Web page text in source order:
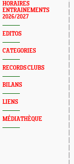
HORAIRES
ENTRAINEMENTS
2026/2027
EDITOS
CATEGORIES
RECORDS CLUBS
BILANS
LIENS
MÉDIATHÈQUE